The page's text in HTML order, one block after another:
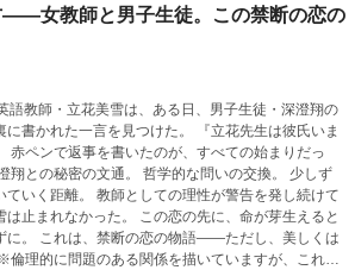
――女教師と男子生徒。この禁断の恋の
語教師・立花美雪は、ある日、男子生徒・深澄翔の
れた一言を見つけた。 『立花先生は彼氏いま
師としての理性が警告を発し続けて
なかった。 この恋の先に、命が芽生えると
——ただし、美しくは